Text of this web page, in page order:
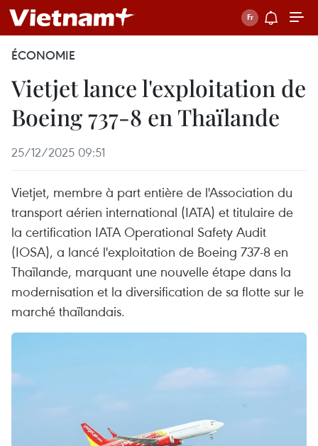
ÉCONOMIE
Vietjet lance l'exploitation de
Boeing 737-8 en Thaïlande
25/12/2025 09:51
Vietjet, membre à part entière de l'Association du
transport aérien international (IATA) et titulaire de
la certification IATA Operational Safety Audit
(IOSA), a lancé l'exploitation de Boeing 737-8 en
Thaïlande, marquant une nouvelle étape dans la
modernisation et la diversification de sa flotte sur le
marché thaïlandais.